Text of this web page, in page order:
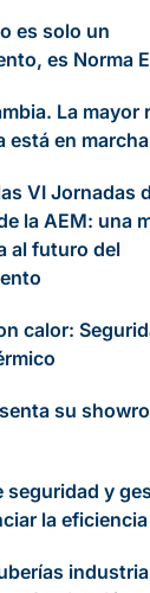
es solo un
es Norma
La mayor
está en
VI Jornadas
la AEM: una
al futuro del
calor:
su
seguridad y
la eficiencia